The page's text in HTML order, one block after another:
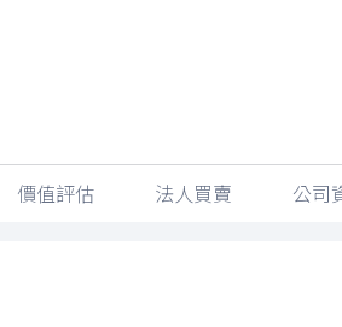
價值評估 法人買賣 公司